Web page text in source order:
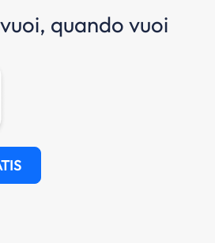
quando vuoi